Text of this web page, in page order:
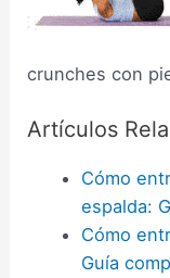
crunches con
Artículos
Cómo
espalda:
Cómo
Guía